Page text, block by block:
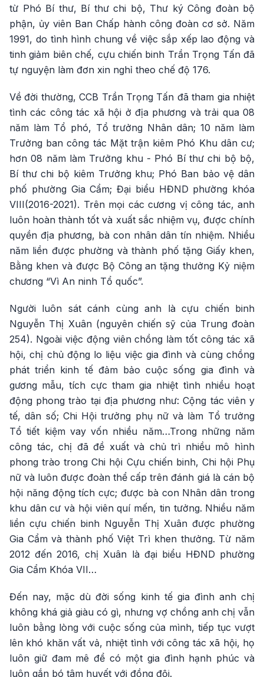
từ Phó Bí thư, Bí thư chi bộ, Thư ký Công đoàn bộ
phận, ủy viên Ban Chấp hành công đoàn cơ sở. Năm
1991, do tình hình chung về việc sắp xếp lao động và
tinh giảm biên chế, cựu chiến binh Trần Trọng Tấn đã
tự nguyện làm đơn xin nghỉ theo chế độ 176.
Về đời thường, CCB Trần Trọng Tấn đã tham gia nhiệt
tình các công tác xã hội ở địa phương và trải qua 08
năm làm Tổ phó, Tổ trưởng Nhân dân; 10 năm làm
Trưởng ban công tác Mặt trận kiêm Phó Khu dân cư;
hơn 08 năm làm Trưởng khu - Phó Bí thư chi bộ bộ,
Bí thư chi bộ kiêm Trưởng khu; Phó Ban bảo vệ dân
phố phường Gia Cẩm; Đại biểu HĐND phường khóa
VIII(2016-2021). Trên mọi các cương vị công tác, anh
luôn hoàn thành tốt và xuất sắc nhiệm vụ, được chính
quyền địa phương, bà con nhân dân tín nhiệm. Nhiều
năm liền được phường và thành phố tặng Giấy khen,
Bằng khen và được Bộ Công an tặng thưởng Kỷ niệm
chương “Vì An ninh Tổ quốc”.
Người luôn sát cánh cùng anh là cựu chiến binh
Nguyễn Thị Xuân (nguyên chiến sỹ của Trung đoàn
254). Ngoài việc động viên chồng làm tốt công tác xã
hội, chị chủ động lo liệu việc gia đình và cùng chồng
phát triển kinh tế đảm bảo cuộc sống gia đình và
gương mẫu, tích cực tham gia nhiệt tình nhiều hoạt
động phong trào tại địa phương như: Cộng tác viên y
tế, dân số; Chi Hội trưởng phụ nữ và làm Tổ trưởng
Tổ tiết kiệm vay vốn nhiều năm…Trong những năm
công tác, chị đã đề xuất và chủ trì nhiều mô hình
phong trào trong Chi hội Cựu chiến binh, Chi hội Phụ
nữ và luôn được đoàn thể cấp trên đánh giá là cán bộ
hội năng động tích cực; được bà con Nhân dân trong
khu dân cư và hội viên quí mến, tin tưởng. Nhiều năm
liền cựu chiến binh Nguyễn Thị Xuân được phường
Gia Cẩm và thành phố Việt Trì khen thưởng. Từ năm
2012 đến 2016, chị Xuân là đại biểu HĐND phường
Gia Cẩm Khóa VII…
Đến nay, mặc dù đời sống kinh tế gia đình anh chị
không khá giả giàu có gì, nhưng vợ chồng anh chị vẫn
luôn bằng lòng với cuộc sống của mình, tiếp tục vượt
lên khó khăn vất vả, nhiệt tình với công tác xã hội, họ
luôn giữ đam mê để có một gia đình hạnh phúc và
luôn gắn bó tâm huyết với đồng đội.